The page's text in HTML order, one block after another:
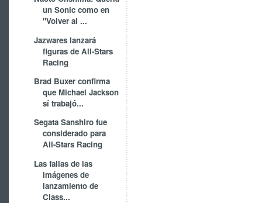
un Sonic como en
"Volver al ...
Jazwares lanzará
figuras de All-Stars
Racing
Brad Buxer confirma
que Michael Jackson
sí trabajó...
Segata Sanshiro fue
considerado para
All-Stars Racing
Las fallas de las
imágenes de
lanzamiento de
Class...